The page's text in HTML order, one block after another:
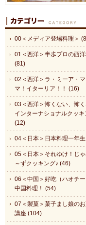
00＜メディア登場料理＞
01＜西洋＞半歩プロの西
(81)
02＜西洋＞ラ・ミーア・
マ！イターリア！！ (16)
03＜西洋＞怖くない、怖
インターナショナルクッキ
(12)
04＜日本＞日本料理一年
05＜日本＞それゆけ！じ
～ずクッキング♪ (46)
06＜中国＞好吃（ハオチー
中国料理！ (54)
07＜製菓＞菓子まし娘の
講座 (104)